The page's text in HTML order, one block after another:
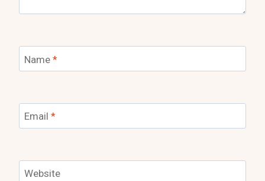
Name *
Email *
Website